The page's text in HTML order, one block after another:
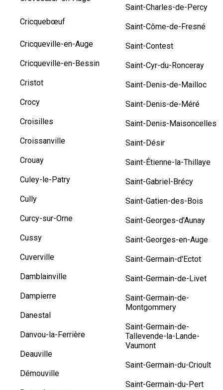
Cricquebœuf
Cricqueville-en-Auge
Cricqueville-en-Bessin
Cristot
Crocy
Croisilles
Croissanville
Crouay
Culey-le-Patry
Cully
Curcy-sur-Orne
Cussy
Cuverville
Damblainville
Dampierre
Danestal
Danvou-la-Ferrière
Deauville
Démouville
Saint-Charles-de-Percy
Saint-Côme-de-Fresné
Saint-Contest
Saint-Cyr-du-Ronceray
Saint-Denis-de-Mailloc
Saint-Denis-de-Méré
Saint-Denis-Maisoncelles
Saint-Désir
Saint-Étienne-la-Thillaye
Saint-Gabriel-Brécy
Saint-Gatien-des-Bois
Saint-Georges-d'Aunay
Saint-Georges-en-Auge
Saint-Germain-d'Ectot
Saint-Germain-de-Livet
Saint-Germain-de-
Montgommery
Saint-Germain-de-
Tallevende-la-Lande-
Vaumont
Saint-Germain-du-Crioult
Saint-Germain-du-Pert